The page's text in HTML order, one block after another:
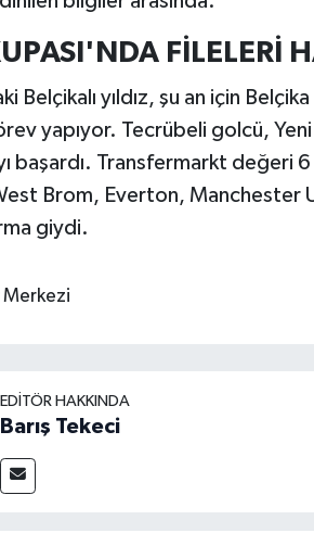
FİLELERİ
Belçikalı yıldız, şu an için
yapıyor. Tecrübeli golcü,
başardı. Transfermarkt değeri
Brom, Everton, Manchester
giydi.
Merkezi
EDITÖR HAKKINDA
Barış Tekeci